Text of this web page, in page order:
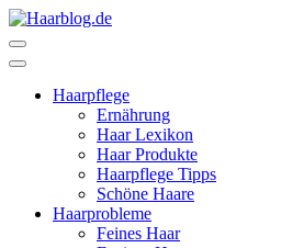
Zum
Inhalt
springen
drücken)Haarpflege
Ernährung
Haar Lexikon
Haar Produkte
Haarpflege Tipps
Schöne Haare
Haarprobleme
Feines Haar